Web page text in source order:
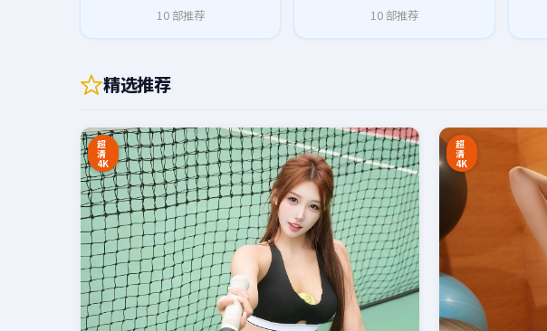
10部推荐 10部推荐
精选推荐
超
清
4K
超
清
4K